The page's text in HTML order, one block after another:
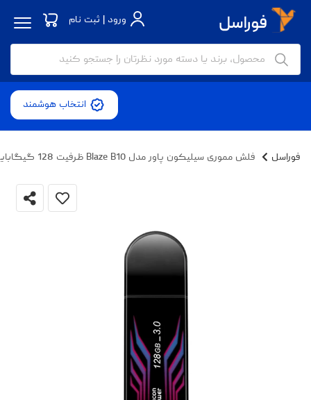
ورود | ثبت نام
انتخاب هوشمند
فوراسل فلش مموری سیلیکون پاور مدل Blaze B10 ظرفیت 128 گیگابایت